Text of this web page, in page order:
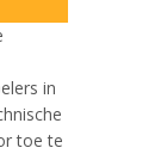
in
toe te